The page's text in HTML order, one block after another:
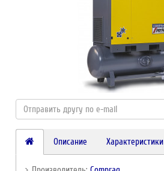
Описание Характеристики